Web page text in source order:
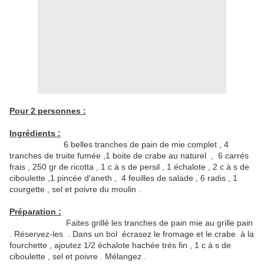
Pour 2 personnes :
Ingrédients :
6 belles tranches de pain de mie complet , 4
tranches de truite fumée ,1 boite de crabe au naturel , 6 carrés
frais , 250 gr de ricotta , 1 c à s de persil , 1 échalote , 2 c à s de
ciboulette ,1 pincée d'aneth , 4 feuilles de salade , 6 radis , 1
courgette , sel et poivre du moulin .
Préparation :
Faites grillé les tranches de pain mie au grille pain
. Réservez-les . Dans un bol écrasez le fromage et le crabe à la
fourchette , ajoutez 1/2 échalote hachée très fin , 1 c à s de
ciboulette , sel et poivre . Mélangez .